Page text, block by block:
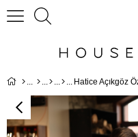
Hatice Açıkgöz